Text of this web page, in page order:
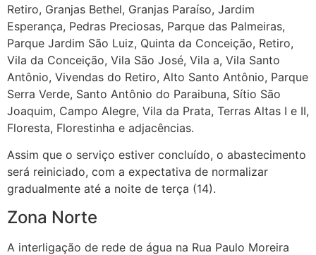
Retiro, Granjas Bethel, Granjas Paraíso, Jardim
Esperança, Pedras Preciosas, Parque das Palmeiras,
Parque Jardim São Luiz, Quinta da Conceição, Retiro,
Vila da Conceição, Vila São José, Vila a, Vila Santo
Antônio, Vivendas do Retiro, Alto Santo Antônio, Parque
Serra Verde, Santo Antônio do Paraibuna, Sítio São
Joaquim, Campo Alegre, Vila da Prata, Terras Altas I e II,
Floresta, Florestinha e adjacências.
Assim que o serviço estiver concluído, o abastecimento
será reiniciado, com a expectativa de normalizar
gradualmente até a noite de terça (14).
Zona Norte
A interligação de rede de água na Rua Paulo Moreira